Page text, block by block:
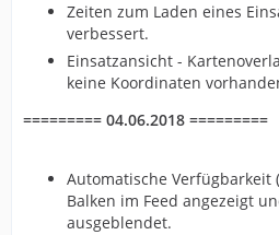
Zeiten zum Laden eines
verbessert.
Einsatzansicht -
keine Koordinaten
========= 04.06.2018 =========
Automatische Verfügbarkeit
Balken im Feed angezeigt
ausgeblendet.